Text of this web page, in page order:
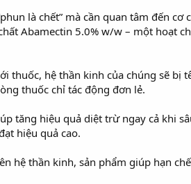
là chết” mà cần quan tâm đến cơ
Abamectin 5.0% w/w – một hoạt
thuốc, hệ thần kinh của chúng sẽ bị
thuốc chỉ tác động đơn lẻ.
tăng hiệu quả diệt trừ ngay cả khi
hiệu quả cao.
hệ thần kinh, sản phẩm giúp hạn